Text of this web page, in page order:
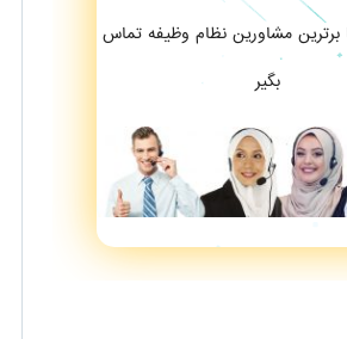
برترین مشاورین نظام وظیفه تماس
بگیر